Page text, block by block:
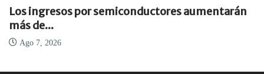
Los ingresos por semiconductores aumentarán
más de...
Ago 7, 2026